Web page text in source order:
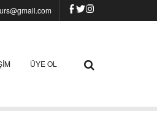
ÜYE OL